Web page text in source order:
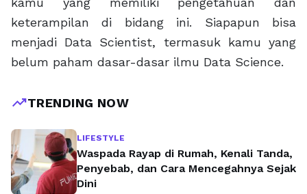
keterampilan di bidang ini. Siapapun bisa
menjadi Data Scientist, termasuk kamu yang
belum paham dasar-dasar ilmu Data Science.
trending_upTRENDING NOW
LIFESTYLE
Waspada Rayap di Rumah, Kenali Tanda,
Penyebab, dan Cara Mencegahnya Sejak
Dini